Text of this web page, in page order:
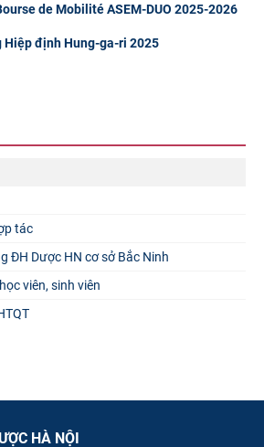
de Mobilité ASEM-DUO 2025-2026
Hiệp định Hung-ga-ri 2025
tác
ĐH Dược HN cơ sở Bắc Ninh
viên, sinh viên
HÀ NỘI